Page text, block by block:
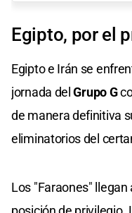
Egipto, por el
Egipto e Irán se
jornada delGrupo G
de manera definitiva
eliminatorios del
Los "Faraones"